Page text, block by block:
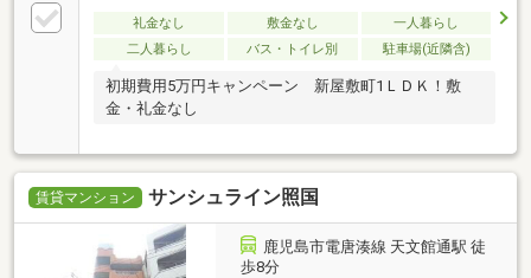
礼金なし 敷金なし
一人暮らし
二人暮らし
バス・トイレ別 駐車場(近隣含)
初期費用5万円キャンペーン 新屋敷町1ＬＤＫ！敷
金・礼金なし
賃貸マンション サンシュライン照国
鹿児島市電唐湊線 天文館通駅 徒
歩8分